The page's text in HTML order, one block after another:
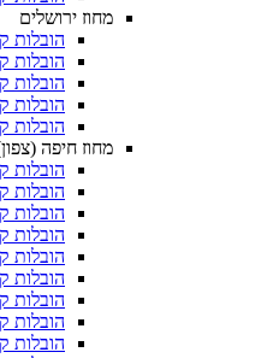
מחוז ירושלים
הובלות
הובלות
הובלות
הובלות
הובלות
מחוז חיפה
הובלות
הובלות
הובלות
הובלות
הובלות
הובלות
הובלות
הובלות
הובלות